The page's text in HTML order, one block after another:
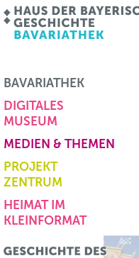
BAVARIATHEK
DIGITALES
MUSEUM
MEDIEN & THEMEN
PROJEKT
ZENTRUM
HEIMAT IM
KLEINFORMAT